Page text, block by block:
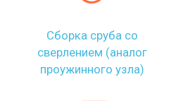
Сборка сруба со
сверлением (аналог
проужинного узла)